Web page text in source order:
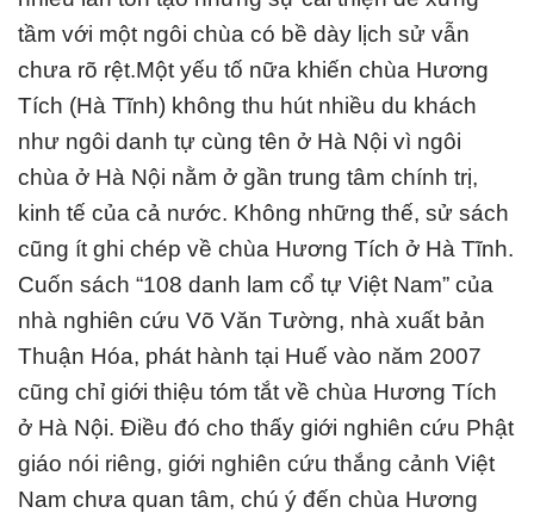
tầm với một ngôi chùa có bề dày lịch sử vẫn
chưa rõ rệt.Một yếu tố nữa khiến chùa Hương
Tích (Hà Tĩnh) không thu hút nhiều du khách
như ngôi danh tự cùng tên ở Hà Nội vì ngôi
chùa ở Hà Nội nằm ở gần trung tâm chính trị,
kinh tế của cả nước. Không những thế, sử sách
cũng ít ghi chép về chùa Hương Tích ở Hà Tĩnh.
Cuốn sách “108 danh lam cổ tự Việt Nam” của
nhà nghiên cứu Võ Văn Tường, nhà xuất bản
Thuận Hóa, phát hành tại Huế vào năm 2007
cũng chỉ giới thiệu tóm tắt về chùa Hương Tích
ở Hà Nội. Điều đó cho thấy giới nghiên cứu Phật
giáo nói riêng, giới nghiên cứu thắng cảnh Việt
Nam chưa quan tâm, chú ý đến chùa Hương